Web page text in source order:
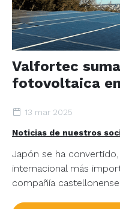
Valfortec
fotovoltaica
13 mar 2025
Noticias de nuestros
Japón se ha
internacional más
compañía